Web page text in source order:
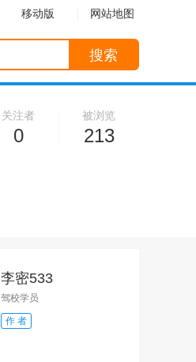
移动版 网站地图
搜索
被浏览
213
关注者
0
李密533
驾校学员
作 者